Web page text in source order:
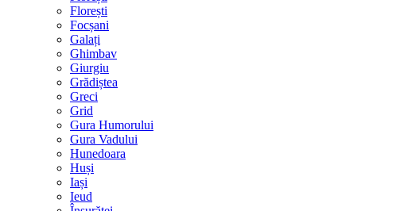
Florești
Focșani
Galați
Ghimbav
Giurgiu
Grădiștea
Greci
Grid
Gura Humorului
Gura Vadului
Hunedoara
Huși
Iași
Ieud